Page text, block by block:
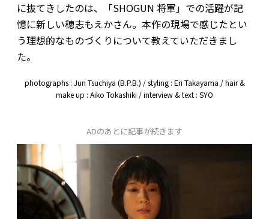
に抜てきしたのは、「SHOGUN 将軍」での活躍が記
憶に新しい穂志もえかさん。本作の現場で感じたとい
う理想的なものづくりについて教えていただきまし
た。
photographs : Jun Tsuchiya (B.P.B.) / styling : Eri Takayama / hair &
make up : Aiko Tokashiki / interview & text : SYO
ADのあとに記事が続きます